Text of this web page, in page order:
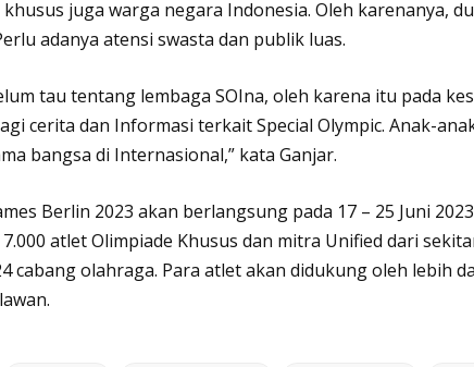
juga warga negara Indonesia. Oleh karenanya,
adanya atensi swasta dan publik luas.
tau tentang lembaga SOIna, oleh karena itu pada
cerita dan Informasi terkait Special Olympic. Anak-
bangsa di Internasional,” kata Ganjar.
Berlin 2023 akan berlangsung pada 17 – 25 Juni
atlet Olimpiade Khusus dan mitra Unified dari
cabang olahraga. Para atlet akan didukung oleh lebih